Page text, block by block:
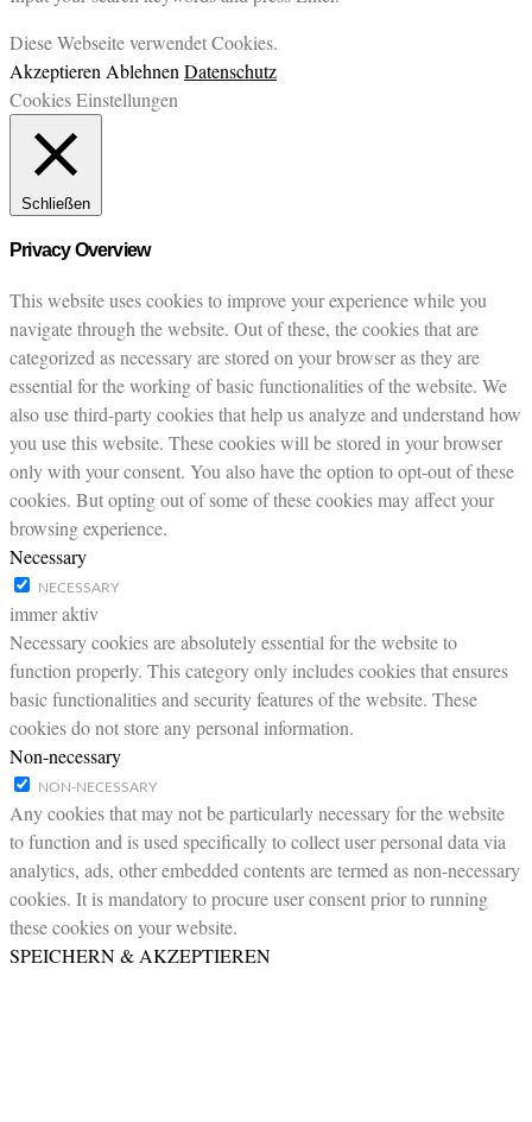
Diese Webseite verwendet Cookies.
Akzeptieren Ablehnen Datenschutz
Cookies Einstellungen
Schließen
Privacy Overview
This website uses cookies to improve your experience while you
navigate through the website. Out of these, the cookies that are
categorized as necessary are stored on your browser as they are
essential for the working of basic functionalities of the website. We
also use third-party cookies that help us analyze and understand how
you use this website. These cookies will be stored in your browser
only with your consent. You also have the option to opt-out of these
cookies. But opting out of some of these cookies may affect your
browsing experience.
Necessary
NECESSARY
immer aktiv
Necessary cookies are absolutely essential for the website to
function properly. This category only includes cookies that ensures
basic functionalities and security features of the website. These
cookies do not store any personal information.
Non-necessary
NON-NECESSARY
Any cookies that may not be particularly necessary for the website
to function and is used specifically to collect user personal data via
analytics, ads, other embedded contents are termed as non-necessary
cookies. It is mandatory to procure user consent prior to running
these cookies on your website.
SPEICHERN & AKZEPTIEREN